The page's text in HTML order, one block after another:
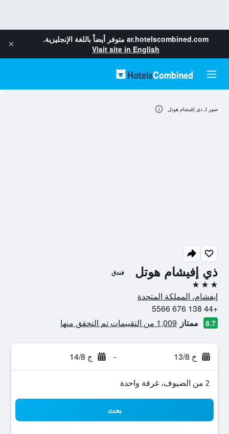
ar.hotelscombined.com متوفر أيضاً باللغة الإنجليزية.
Visit site in English
ذي إفيشام هوتل فندق
3 نجوم
إيفشام، المملكة المتحدة
+44 138 676 5566
8.7 ممتاز 1,009 من التقييمات تم التحقق منها
خ 13/8 - ج 14/8
2 من الضيوف، غرفة واحدة
بحث
صور لـ ذي إفيشام هوتل